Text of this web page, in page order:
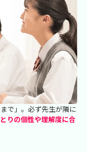
で」。必ず先生が隣に
りの個性や理解度に合